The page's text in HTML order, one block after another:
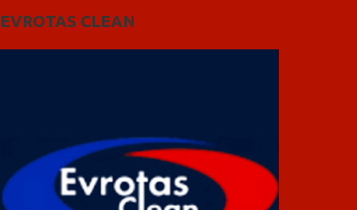
EVROTAS CLEAN